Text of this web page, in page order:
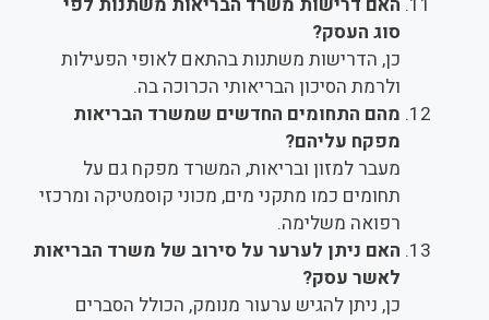
סוג העסק?
כן, הדרישות משתנות בהתאם לאופי הפעילות
ולרמת הסיכון הבריאותי הכרוכה בה.
מהם התחומים החדשים שמשרד הבריאות
מפקח עליהם?
מעבר למזון ובריאות, המשרד מפקח גם על
תחומים כמו מתקני מים, מכוני קוסמטיקה ומרכזי
רפואה משלימה.
האם ניתן לערער על סירוב של משרד הבריאות
לאשר עסק?
כן, ניתן להגיש ערעור מנומק, הכולל הסברים